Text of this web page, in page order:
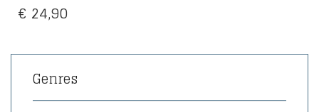
€ 24,90
Genres